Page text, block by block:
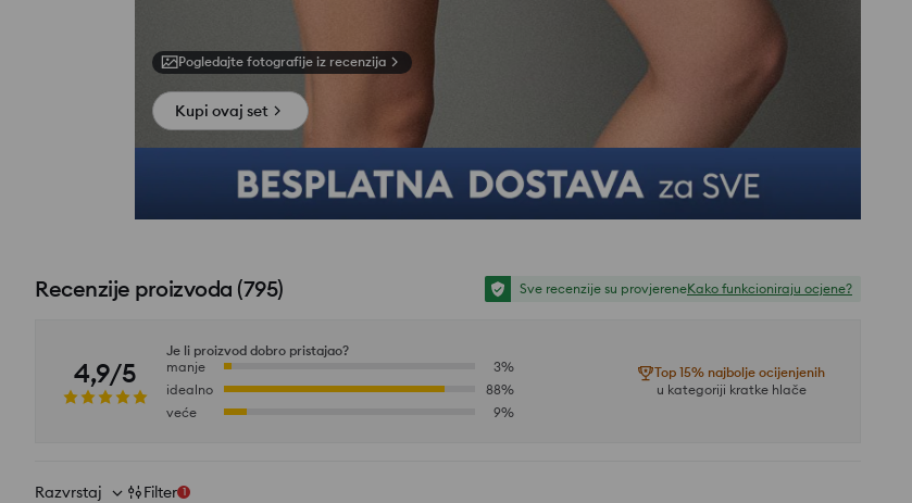
Pogledajte fotografije iz recenzija
Kupi ovaj set
Recenzije proizvoda (795) Sve recenzije su provjereneKako funkcioniraju ocjene?
4,9/5
Je li proizvod dobro pristajao?
manje
3%
idealno
88%
veće
9%
Top 15% najbolje ocijenjenih
u kategoriji kratke hlače
Razvrstaj Filter 1